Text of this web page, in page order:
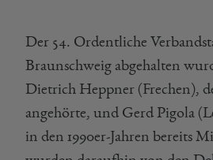
Der 54. Ordentliche
Braunschweig abgehalten
Dietrich Heppner (Frechen),
angehörte, und Gerd Pigola
in den 1990er-Jahren bereits